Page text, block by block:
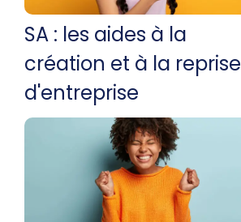
SA : les aides à la
création et à la reprise
d'entreprise